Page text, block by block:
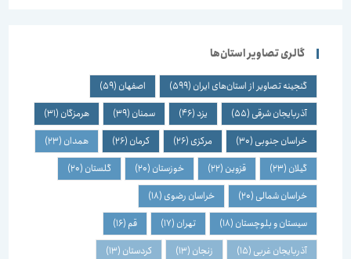
گالری تصاویر استان‌ها
گنجینه تصاویر از استان‌های ایران(599) اصفهان(59)
آذربایجان شرقی(55)
(46) سمنان(39) هرمزگان(31)
خراسان جنوبی(30) مرکزی(26) کرمان(26) همدان(23)
گیلان(23) قزوین(22) خوزستان(20) گلستان(20)
خراسان شمالی(20) خراسان رضوی(18)
سیستان و بلوچستان(18) تهران(17)
(16)
آذربایجان غربی(15) زنجان(13) کردستان(13)